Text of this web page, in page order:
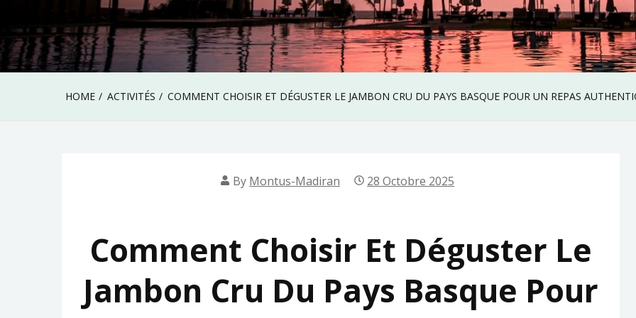
HOME ACTIVITÉS COMMENT CHOISIR ET DÉGUSTER LE JAMBON CRU DU PAYS BASQUE POUR UN REPAS
By Montus-Madiran 28 Octobre 2025
Comment Choisir Et Déguster Le
Jambon Cru Du Pays Basque Pour